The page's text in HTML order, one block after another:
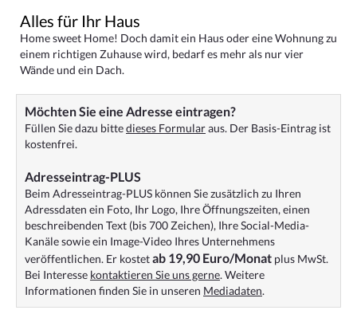
Alles für Ihr Haus
Home sweet Home! Doch damit ein Haus oder eine Wohnung zu
einem richtigen Zuhause wird, bedarf es mehr als nur vier
Wände und ein Dach.
Möchten Sie eine Adresse eintragen?
Füllen Sie dazu bittedieses Formularaus. Der Basis-Eintrag ist
kostenfrei.
Adresseintrag-PLUS
Beim Adresseintrag-PLUS können Sie zusätzlich zu Ihren
Adressdaten ein Foto, Ihr Logo, Ihre Öffnungszeiten, einen
beschreibenden Text (bis 700 Zeichen), Ihre Social-Media-
Kanäle sowie ein Image-Video Ihres Unternehmens
veröffentlichen. Er kostetab 19,90 Euro/Monat plus MwSt.
Bei Interesse kontaktieren Sie uns gerne. Weitere
Informationen finden Sie in unseren Mediadaten.